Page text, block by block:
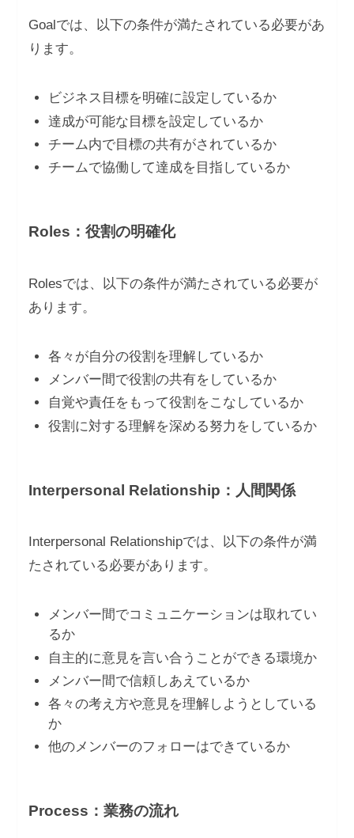
Goalでは、以下の条件が満たされている必要があ
ります。
ビジネス目標を明確に設定しているか
達成が可能な目標を設定しているか
チーム内で目標の共有がされているか
チームで協働して達成を目指しているか
Roles：役割の明確化
Rolesでは、以下の条件が満たされている必要が
あります。
各々が自分の役割を理解しているか
メンバー間で役割の共有をしているか
自覚や責任をもって役割をこなしているか
役割に対する理解を深める努力をしているか
Interpersonal Relationship：人間関係
Interpersonal Relationshipでは、以下の条件が満
たされている必要があります。
メンバー間でコミュニケーションは取れてい
るか
自主的に意見を言い合うことができる環境か
メンバー間で信頼しあえているか
各々の考え方や意見を理解しようとしている
か
他のメンバーのフォローはできているか
Process：業務の流れ